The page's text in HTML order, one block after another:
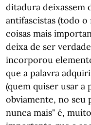
ditadura deixassem
antifascistas (todo
coisas mais
deixa de ser
incorporou
que a palavra
(quem quiser usar a
obviamente, no seu
nunca mais" é,